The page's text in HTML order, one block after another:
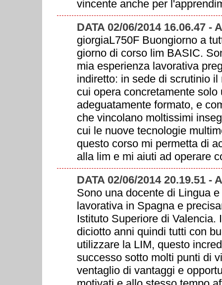
vincente anche per
DATA 02/06/2014 16.06.47 -
giorgiaL750F Buongiorno a
giorno di corso lim BASIC.
mia esperienza lavorativa
indiretto: in sede di scrutinio
cui opera concretamente
adeguatamente formato, e
che vincolano moltissimi
cui le nuove tecnologie
questo corso mi permetta di
alla lim e mi aiuti ad operare
DATA 02/06/2014 20.19.51 -
Sono una docente di Lingua
lavorativa in Spagna e
Istituto Superiore di
diciotto anni quindi tutti con
utilizzare la LIM, questo
successo sotto molti punti di
ventaglio di vantaggi e